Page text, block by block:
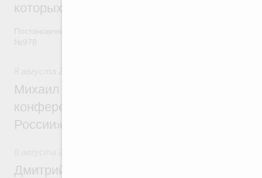
которых освобождаются от НДФЛ
Михаил Мишустин дал поручения по
конференции «Цифровая индустрия
России»
Дмитрий Чернышенко и Михаил